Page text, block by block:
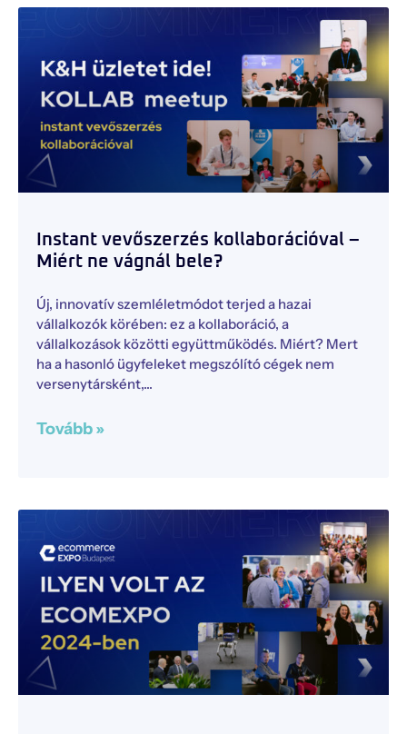
Instant vevőszerzés kollaborációval –
Miért ne vágnál bele?
Új, innovatív szemléletmódot terjed a hazai
vállalkozók körében: ez a kollaboráció, a
vállalkozások közötti együttműködés. Miért? Mert
ha a hasonló ügyfeleket megszólító cégek nem
versenytársként,
Tovább »